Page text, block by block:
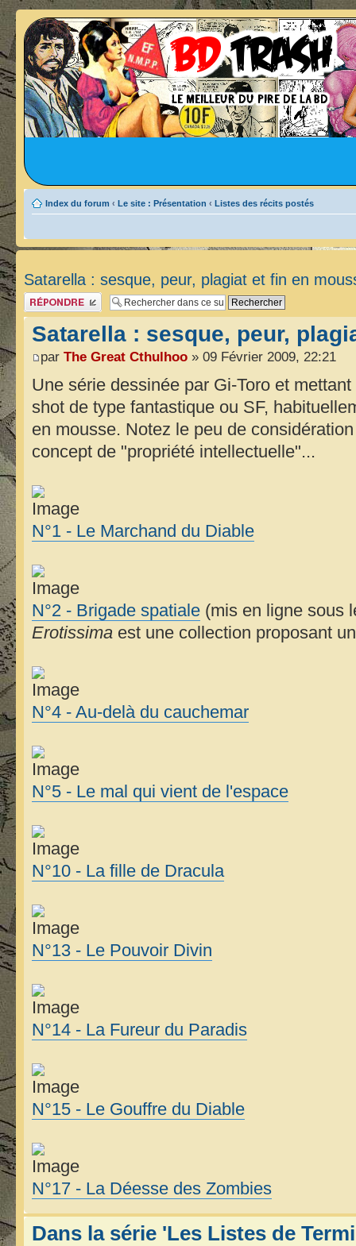
Index du forum ‹ Le site : Présentation ‹ Listes des récits postés
Satarella : sesque, peur, plagiat et fin en
Publier une réponse
Satarella : sesque, peur,
par The Great Cthulhoo » 09 Février 2009, 22:21
Une série dessinée par Gi-Toro et
shot de type fantastique ou SF,
en mousse. Notez le peu de
concept de "propriété intellectuelle"...
N°1 - Le Marchand du Diable
N°2 - Brigade spatiale (mis en ligne sous
Erotissima est une collection proposant
N°4 - Au-delà du cauchemar
N°5 - Le mal qui vient de l'espace
N°10 - La fille de Dracula
N°13 - Le Pouvoir Divin
N°14 - La Fureur du Paradis
N°15 - Le Gouffre du Diable
N°17 - La Déesse des Zombies
Dans la série 'Les Listes de